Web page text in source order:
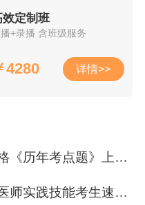
的困惑：
题型及考试内容的考
前了解今年考情
的考
效定制班
+录播 含班级服务
4280 详情>>
抢分冲刺！2025年医师资格《历年考点题》上线！0.1元拿下冲刺利器！
黑龙江省2025年临床执业医师实践技能考生速看考场要求！